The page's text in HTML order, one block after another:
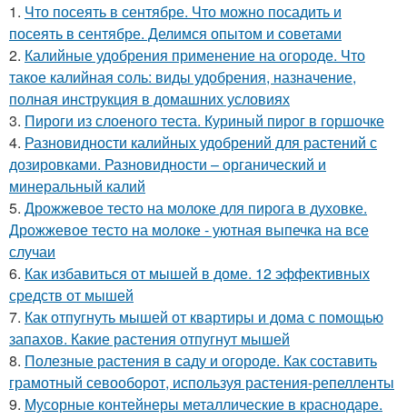
1. Что посеять в сентябре. Что можно посадить и
посеять в сентябре. Делимся опытом и советами
2. Калийные удобрения применение на огороде. Что
такое калийная соль: виды удобрения, назначение,
полная инструкция в домашних условиях
3. Пироги из слоеного теста. Куриный пирог в горшочке
4. Разновидности калийных удобрений для растений с
дозировками. Разновидности – органический и
минеральный калий
5. Дрожжевое тесто на молоке для пирога в духовке.
Дрожжевое тесто на молоке - уютная выпечка на все
случаи
6. Как избавиться от мышей в доме. 12 эффективных
средств от мышей
7. Как отпугнуть мышей от квартиры и дома с помощью
запахов. Какие растения отпугнут мышей
8. Полезные растения в саду и огороде. Как составить
грамотный севооборот, используя растения-репелленты
9. Мусорные контейнеры металлические в краснодаре.